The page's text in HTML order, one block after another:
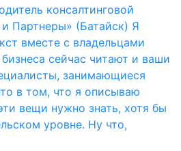
консалтинговой
Партнеры» (Батайск) Я
вместе с владельцами
сейчас читают и ваши
занимающиеся
в том, что я описываю
вещи нужно знать, хотя бы
уровне. Ну что,